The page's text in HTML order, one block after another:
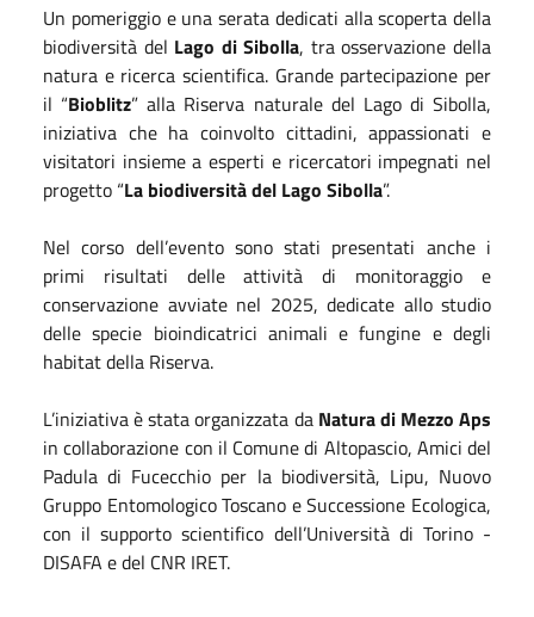
Un pomeriggio e una serata dedicati alla scoperta della
biodiversità del Lago di Sibolla, tra osservazione della
natura e ricerca scientifica. Grande partecipazione per
il “Bioblitz” alla Riserva naturale del Lago di Sibolla,
iniziativa che ha coinvolto cittadini, appassionati e
visitatori insieme a esperti e ricercatori impegnati nel
progetto “La biodiversità del Lago Sibolla”.
Nel corso dell’evento sono stati presentati anche i
primi risultati delle attività di monitoraggio e
conservazione avviate nel 2025, dedicate allo studio
delle specie bioindicatrici animali e fungine e degli
habitat della Riserva.
L’iniziativa è stata organizzata da Natura di Mezzo Aps
in collaborazione con il Comune di Altopascio, Amici del
Padula di Fucecchio per la biodiversità, Lipu, Nuovo
Gruppo Entomologico Toscano e Successione Ecologica,
con il supporto scientifico dell’Università di Torino -
DISAFA e del CNR IRET.